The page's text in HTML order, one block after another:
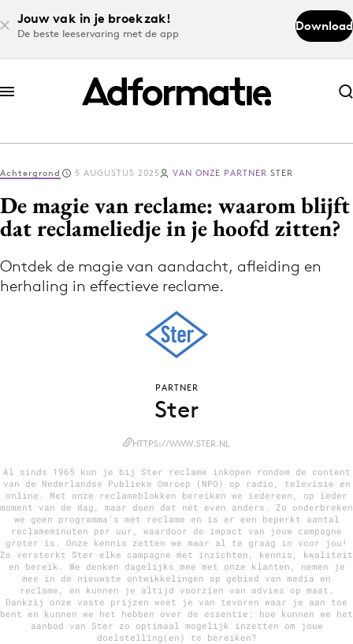
Jouw vak in je broekzak!
De beste leeservaring met de app
Download
Abonneer nu
Abonneer nu
Log in
Download de app
Volg het laatste nieuws via de Adformatie
Nieuws app
9 sept: GenAI-training
12 nov: MarketingLive!
Adverteren
Events
Opleidingen
Vacatures
Academy
Achtergrond 5 AUGUSTUS 2025 VAN ONZE PARTNER STER
De magie van reclame: waarom blijft
dat reclameliedje in je hoofd zitten?
Ontdek de magie van aandacht, afleiding en
herhaling in effectieve reclame.
PARTNER
Ster
HTTPS://WWW.STER.NL
Al sinds 1965 kun je bij Ster reclame inkopen rondom de content
van de Nederlandse Publieke Omroep (NPO) op radio, televisie en
online. Met onze reclameblokken bereiken we iedereen, op ieder
moment van de dag, maar doen dat nét even anders. Zo onderbreken
we geen programma’s met reclame en is er een beperkt aantal
reclameminuten per uur, waardoor de impact van jouw campagne
groter is. Onze kennis zetten we maar al te graag in voor jou!
Zo versterkt Ster elke campagne met inzichten, kennis, kwaliteit
en bereik. We denken dagelijks mee met onze klanten, nemen je
mee in de nieuwste ontwikkelingen op gebied van media en
reclame, en kunnen je altijd voorzien van advies op maat.
Dankzij onze vaste prijzen weet je van tevoren waar je aan toe
bent en kunnen we het hebben over de essentie: hoe kunnen we het
aanbod van Ster zo optimaal mogelijk inzetten om jouw
doelstelling(en) te bereiken?